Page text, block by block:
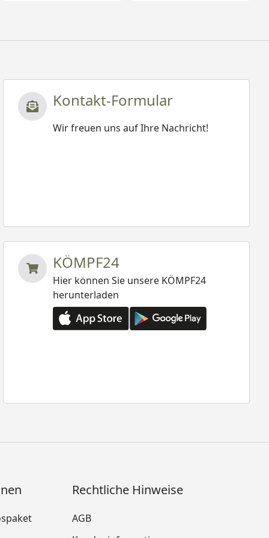
Kontakt-Formular
Wir freuen uns auf Ihre Nachricht!
KÖMPF24
Hier können Sie unsere KÖMPF24
herunterladen
Rechtliche Hinweise
AGB